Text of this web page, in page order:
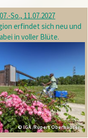
So., 11.07.2027
erfindet sich neu und
in voller Blüte.
© IGA /Rupert Oberhäuser